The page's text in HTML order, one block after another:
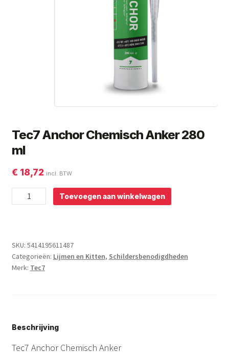
Giorgio Graesan and Friends
Tec7 Anchor Chemisch Anker 280
ml
€ 18,72 incl. BTW
Tec7
Anchor
aantal
Toevoegen aan winkelwagen
SKU: 5414195611487
Categorieën: Lijmen en Kitten, Schildersbenodigdheden
Merk: Tec7
Beschrijving
Tec7 Anchor Chemisch Anker